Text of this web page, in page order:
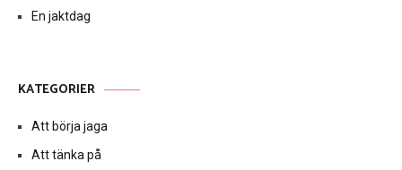
En jaktdag
KATEGORIER
Att börja jaga
Att tänka på